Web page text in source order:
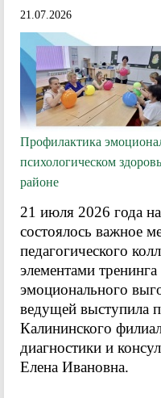
21.07.2026
Профилактика
психологическом
районе
21 июля 2026
состоялось важное
педагогического
элементами
эмоционального
ведущей выступила
Калининского
диагностики и
Елена Ивановна.